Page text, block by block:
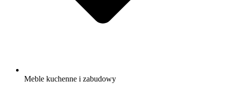
Meble kuchenne i zabudowy